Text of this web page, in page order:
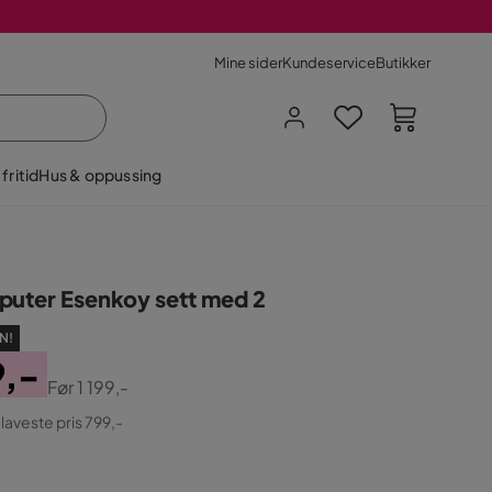
Mine siderKundeserviceButikker
fritidHus & oppussing
Esenkoy sett med 2
Før1 199,-
pris 799,-